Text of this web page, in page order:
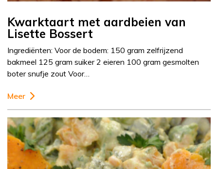
Kwarktaart met aardbeien van
Lisette Bossert
Ingrediënten: Voor de bodem: 150 gram zelfrijzend
bakmeel 125 gram suiker 2 eieren 100 gram gesmolten
boter snufje zout Voor…
Meer